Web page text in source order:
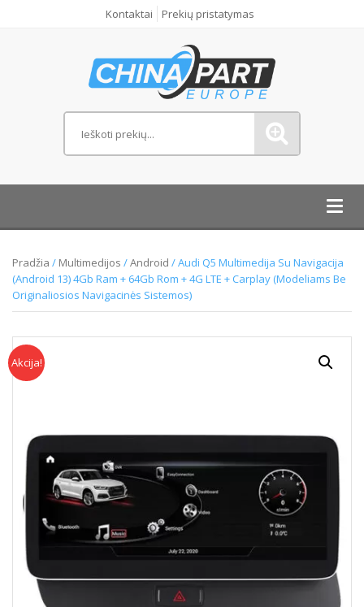
Kontaktai Prekių pristatymas
Pradžia / Multimedijos /Android / Audi Q5 Multimedija Su Navigacija
(Android 13) 4Gb Ram + 64Gb Rom + 4G LTE + Carplay (Modeliams Be
Originaliosios Navigacinės Sistemos)
Akcija!